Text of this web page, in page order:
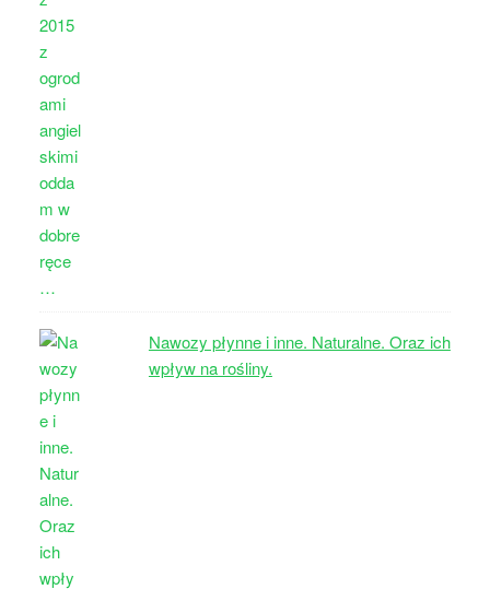
Nawozy płynne i inne. Naturalne. Oraz ich
wpływ na rośliny.